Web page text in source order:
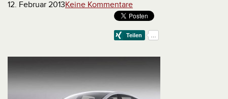
12. Februar 2013Keine Kommentare